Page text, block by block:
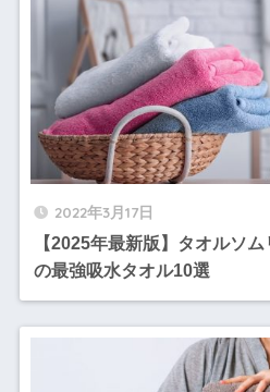
2022年3月17日
【2025年最新版】タオルソ
の最強吸水タオル10選